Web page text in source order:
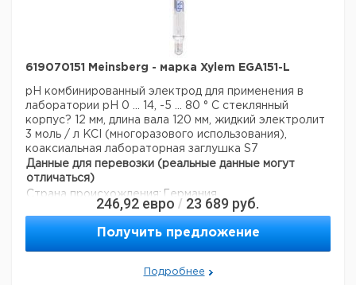
619070151 Meinsberg - марка Xylem EGA151-L
pH комбинированный электрод для применения в
лаборатории рН 0 ... 14, -5 ... 80 ° С стеклянный
корпус? 12 мм, длина вала 120 мм, жидкий электролит
3 моль / л KCI (многоразового использования),
коаксиальная лабораторная заглушка S7
Данные для перевозки (реальные данные могут
отличаться)
Страна происхождения: Германия
246,92 евро / 23 689 руб.
Получить предложение
Подробнее